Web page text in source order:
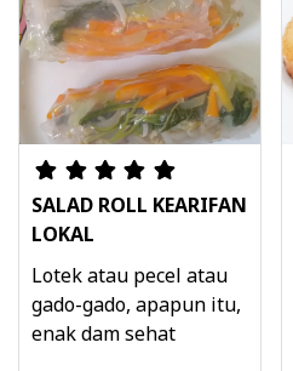
SALAD ROLL KEARIFAN
LOKAL
Lotek atau pecel atau
gado-gado, apapun itu,
enak dam sehat